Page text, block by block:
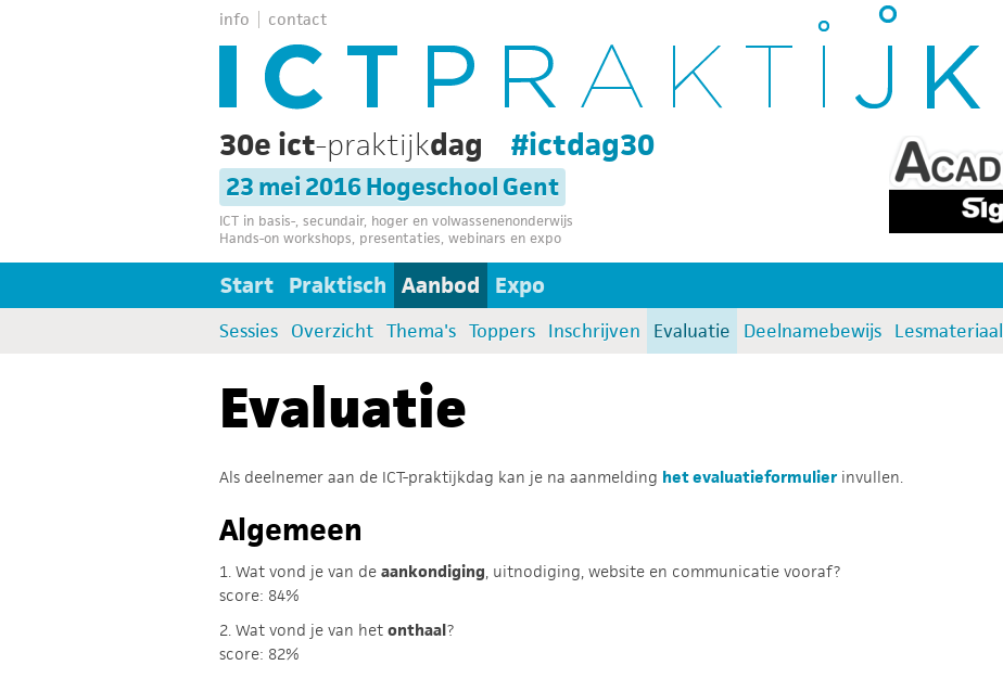
info contact
30e ict-praktijkdag #ictdag30
23 mei 2016 Hogeschool Gent
ICT in basis-, secundair, hoger en volwassenenonderwijs
Hands-on workshops, presentaties, webinars en expo
Start Praktisch Aanbod Expo
Sessies Overzicht Thema's Toppers Inschrijven Evaluatie Deelnamebewijs Lesmateriaal
Evaluatie
Als deelnemer aan de ICT-praktijkdag kan je na aanmelding het evaluatieformulierinvullen.
Algemeen
1. Wat vond je van de aankondiging, uitnodiging, website en communicatie vooraf?
score: 84%
2. Wat vond je van het onthaal?
score: 82%